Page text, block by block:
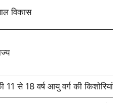
विकास
11 से 18 वर्ष आयु वर्ग की किशोरियां